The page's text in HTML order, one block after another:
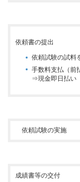
依頼書の提出
依頼試験の試料
手数料支払（前
⇒現金即日払い
依頼試験の実施
成績書等の交付